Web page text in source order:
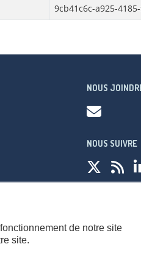
9cb41c6c-a925-
de notre site
site.
NOUS
NOUS SUIVRE
Politique de confidentialité